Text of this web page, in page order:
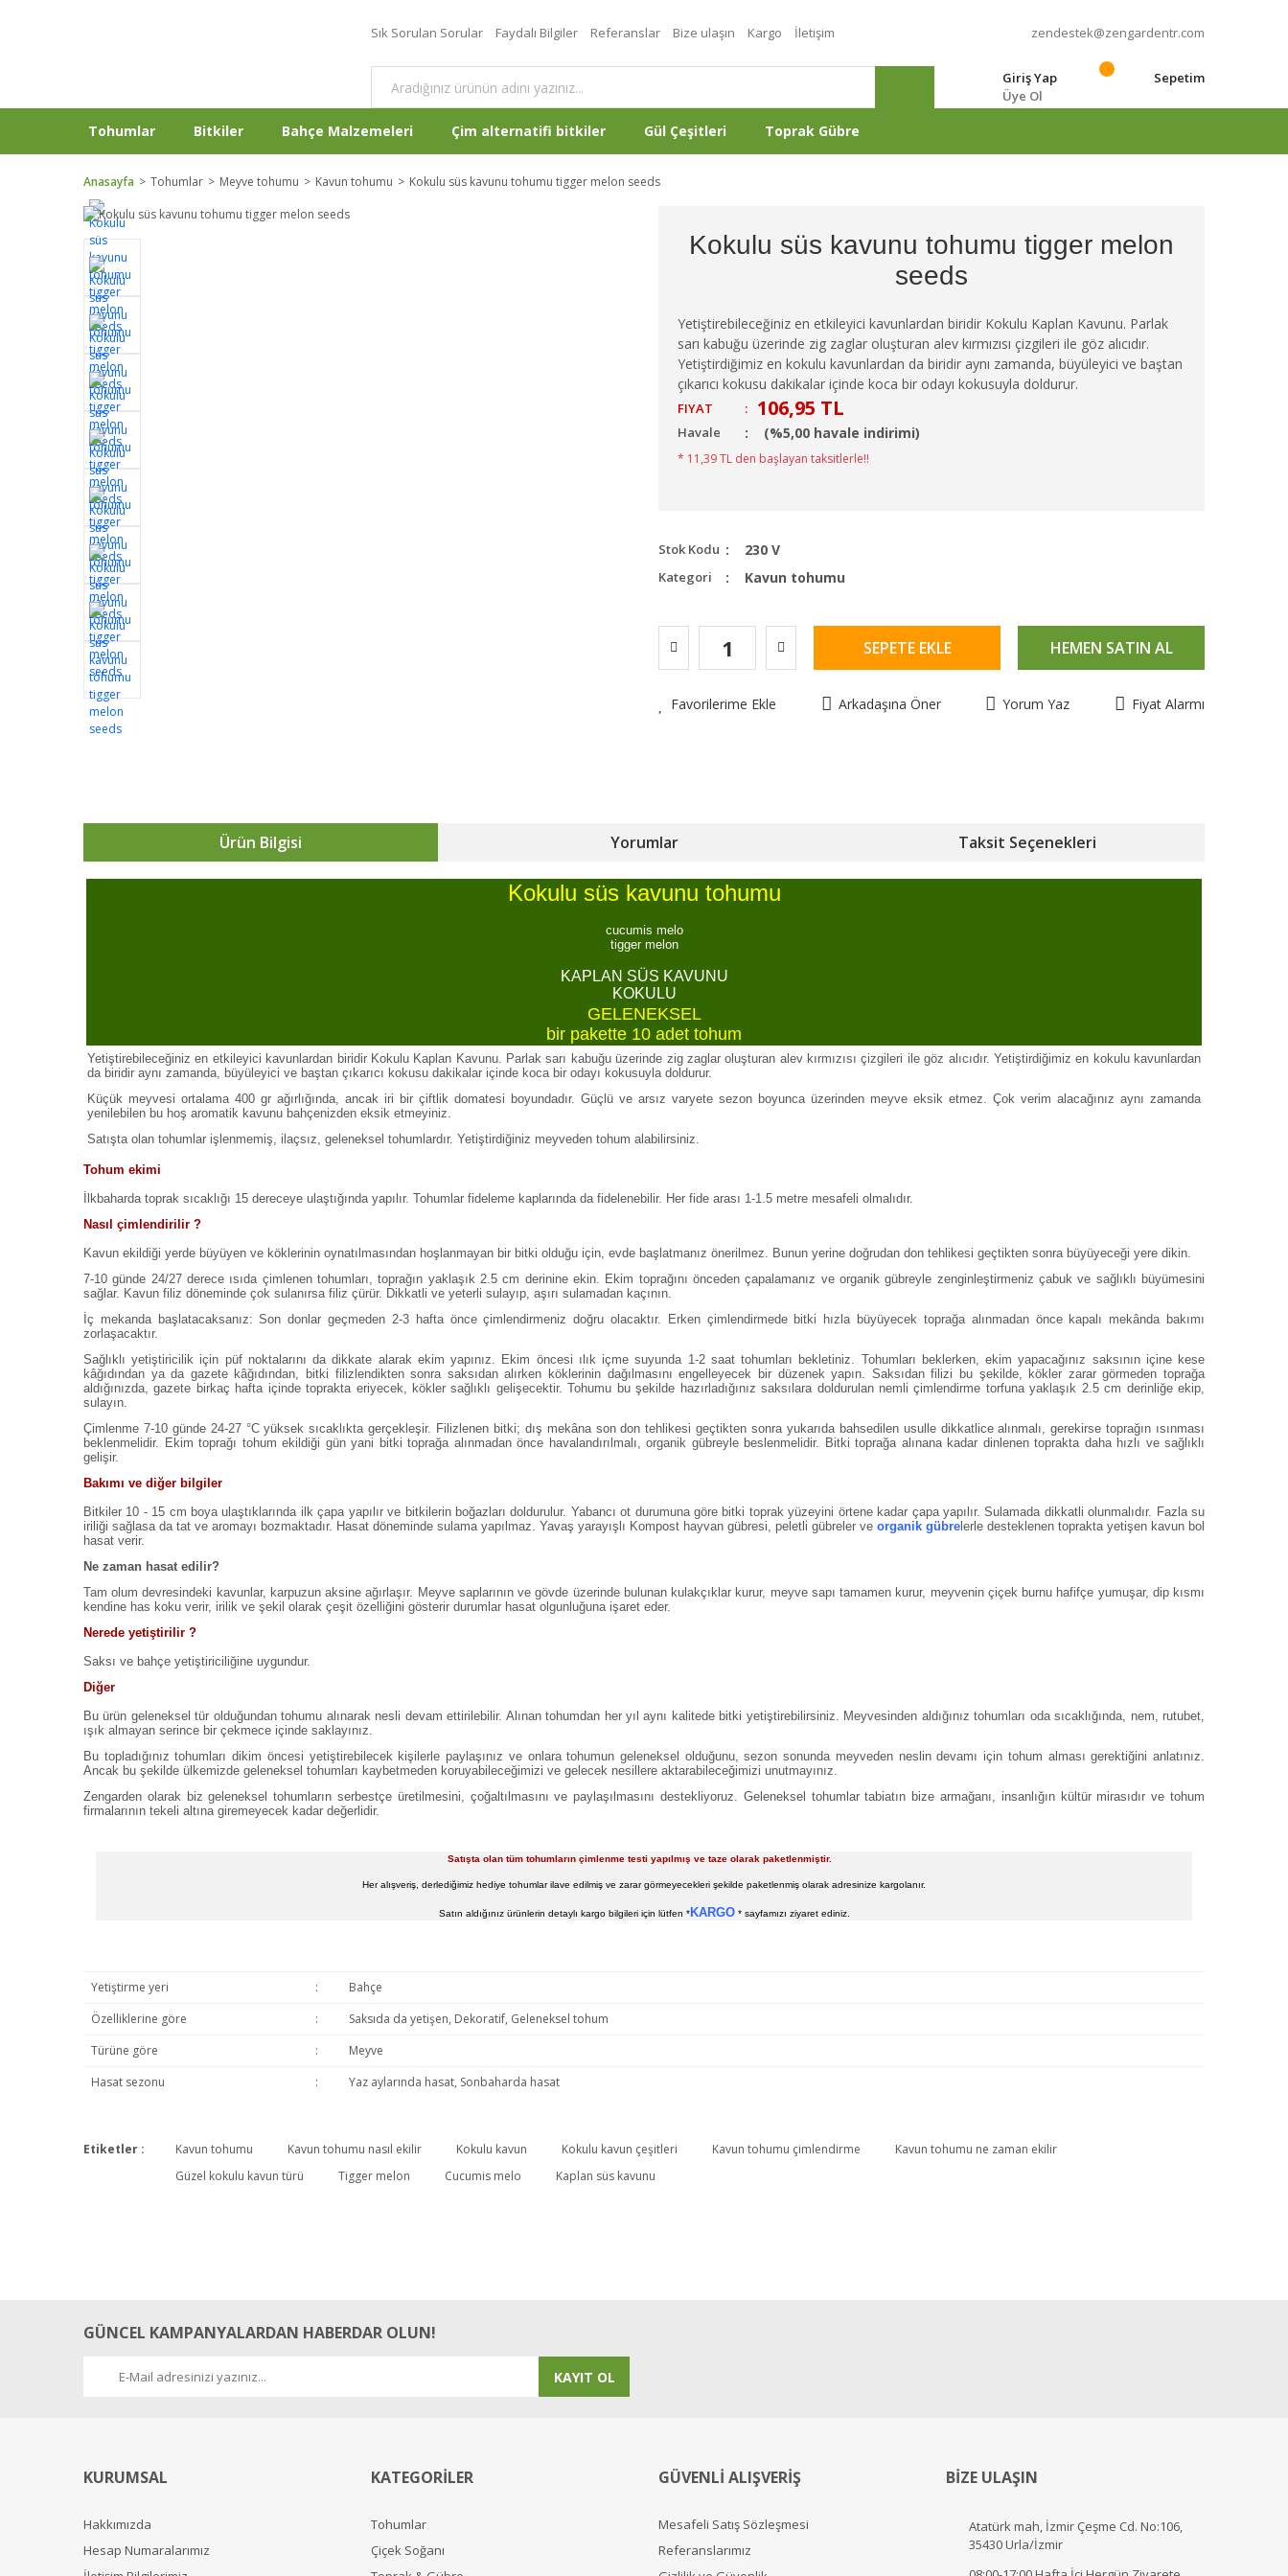
Sık Sorulan Sorular Faydalı Bilgiler Referanslar Bize ulaşın Kargo İletişim zendestek@zengardentr.com
Giriş Yap
Üye Ol
Sepetim
Tohumlar Bitkiler Bahçe Malzemeleri Çim alternatifi bitkiler Gül Çeşitleri Toprak Gübre
Anasayfa Tohumlar Meyve tohumu Kavun tohumu Kokulu süs kavunu tohumu tigger melon seeds
Kokulu süs kavunu tohumu tigger melon
seeds
Yetiştirebileceğiniz en etkileyici kavunlardan biridir Kokulu Kaplan Kavunu. Parlak
sarı kabuğu üzerinde zig zaglar oluşturan alev kırmızısı çizgileri ile göz alıcıdır.
Yetiştirdiğimiz en kokulu kavunlardan da biridir aynı zamanda, büyüleyici ve baştan
çıkarıcı kokusu dakikalar içinde koca bir odayı kokusuyla doldurur.
FIYAT : 106,95 TL
Havale (%5,00 havale indirimi)
* 11,39 TL den başlayan taksitlerle!!
Stok Kodu 230 V
Kategori Kavun tohumu
SEPETE EKLE HEMEN SATIN AL
Favorilerime Ekle Arkadaşına Öner Yorum Yaz Fiyat Alarmı
Ürün Bilgisi Yorumlar Taksit Seçenekleri
Kokulu süs kavunu tohumu
cucumis melo
tigger melon
KAPLAN SÜS KAVUNU
KOKULU
GELENEKSEL
bir pakette 10 adet tohum
Yetiştirebileceğiniz en etkileyici kavunlardan biridir Kokulu Kaplan Kavunu. Parlak sarı kabuğu üzerinde zig zaglar oluşturan alev kırmızısı çizgileri ile göz alıcıdır. Yetiştirdiğimiz en kokulu kavunlardan
da biridir aynı zamanda, büyüleyici ve baştan çıkarıcı kokusu dakikalar içinde koca bir odayı kokusuyla doldurur.
Küçük meyvesi ortalama 400 gr ağırlığında, ancak iri bir çiftlik domatesi boyundadır. Güçlü ve arsız varyete sezon boyunca üzerinden meyve eksik etmez. Çok verim alacağınız aynı zamanda
yenilebilen bu hoş aromatik kavunu bahçenizden eksik etmeyiniz.
Satışta olan tohumlar işlenmemiş, ilaçsız, geleneksel tohumlardır. Yetiştirdiğiniz meyveden tohum alabilirsiniz.
Tohum ekimi
İlkbaharda toprak sıcaklığı 15 dereceye ulaştığında yapılır. Tohumlar fideleme kaplarında da fidelenebilir. Her fide arası 1-1.5 metre mesafeli olmalıdır.
Nasıl çimlendirilir ?
Kavun ekildiği yerde büyüyen ve köklerinin oynatılmasından hoşlanmayan bir bitki olduğu için, evde başlatmanız önerilmez. Bunun yerine doğrudan don tehlikesi geçtikten sonra büyüyeceği yere dikin.
7-10 günde 24/27 derece ısıda çimlenen tohumları, toprağın yaklaşık 2.5 cm derinine ekin. Ekim toprağını önceden çapalamanız ve organik gübreyle zenginleştirmeniz çabuk ve sağlıklı büyümesini
sağlar. Kavun filiz döneminde çok sulanırsa filiz çürür. Dikkatli ve yeterli sulayıp, aşırı sulamadan kaçının.
İç mekanda başlatacaksanız: Son donlar geçmeden 2-3 hafta önce çimlendirmeniz doğru olacaktır. Erken çimlendirmede bitki hızla büyüyecek toprağa alınmadan önce kapalı mekânda bakımı
zorlaşacaktır.
Sağlıklı yetiştiricilik için püf noktalarını da dikkate alarak ekim yapınız. Ekim öncesi ılık içme suyunda 1-2 saat tohumları bekletiniz. Tohumları beklerken, ekim yapacağınız saksının içine kese
kâğıdından ya da gazete kâğıdından, bitki filizlendikten sonra saksıdan alırken köklerinin dağılmasını engelleyecek bir düzenek yapın. Saksıdan filizi bu şekilde, kökler zarar görmeden toprağa
aldığınızda, gazete birkaç hafta içinde toprakta eriyecek, kökler sağlıklı gelişecektir. Tohumu bu şekilde hazırladığınız saksılara doldurulan nemli çimlendirme torfuna yaklaşık 2.5 cm derinliğe ekip,
sulayın.
Çimlenme 7-10 günde 24-27 °C yüksek sıcaklıkta gerçekleşir. Filizlenen bitki; dış mekâna son don tehlikesi geçtikten sonra yukarıda bahsedilen usulle dikkatlice alınmalı, gerekirse toprağın ısınması
beklenmelidir. Ekim toprağı tohum ekildiği gün yani bitki toprağa alınmadan önce havalandırılmalı, organik gübreyle beslenmelidir. Bitki toprağa alınana kadar dinlenen toprakta daha hızlı ve sağlıklı
gelişir.
Bakımı ve diğer bilgiler
Bitkiler 10 - 15 cm boya ulaştıklarında ilk çapa yapılır ve bitkilerin boğazları doldurulur. Yabancı ot durumuna göre bitki toprak yüzeyini örtene kadar çapa yapılır. Sulamada dikkatli olunmalıdır. Fazla su
iriliği sağlasa da tat ve aromayı bozmaktadır. Hasat döneminde sulama yapılmaz. Yavaş yarayışlı Kompost hayvan gübresi, peletli gübreler ve organik gübre lerle desteklenen toprakta yetişen kavun bol
hasat verir.
Ne zaman hasat edilir?
Tam olum devresindeki kavunlar, karpuzun aksine ağırlaşır. Meyve saplarının ve gövde üzerinde bulunan kulakçıklar kurur, meyve sapı tamamen kurur, meyvenin çiçek burnu hafifçe yumuşar, dip kısmı
kendine has koku verir, irilik ve şekil olarak çeşit özelliğini gösterir durumlar hasat olgunluğuna işaret eder.
Nerede yetiştirilir ?
Saksı ve bahçe yetiştiriciliğine uygundur.
Diğer
Bu ürün geleneksel tür olduğundan tohumu alınarak nesli devam ettirilebilir. Alınan tohumdan her yıl aynı kalitede bitki yetiştirebilirsiniz. Meyvesinden aldığınız tohumları oda sıcaklığında, nem, rutubet,
ışık almayan serince bir çekmece içinde saklayınız.
Bu topladığınız tohumları dikim öncesi yetiştirebilecek kişilerle paylaşınız ve onlara tohumun geleneksel olduğunu, sezon sonunda meyveden neslin devamı için tohum alması gerektiğini anlatınız.
Ancak bu şekilde ülkemizde geleneksel tohumları kaybetmeden koruyabileceğimizi ve gelecek nesillere aktarabileceğimizi unutmayınız.
Zengarden olarak biz geleneksel tohumların serbestçe üretilmesini, çoğaltılmasını ve paylaşılmasını destekliyoruz. Geleneksel tohumlar tabiatın bize armağanı, insanlığın kültür mirasıdır ve tohum
firmalarının tekeli altına giremeyecek kadar değerlidir.
Satışta olan tüm tohumların çimlenme testi yapılmış ve taze olarak paketlenmiştir.
Her alışveriş, derlediğimiz hediye tohumlar ilave edilmiş ve zarar görmeyecekleri şekilde paketlenmiş olarak adresinize kargolanır.
Satın aldığınız ürünlerin detaylı kargo bilgileri için lütfen *KARGO* sayfamızı ziyaret ediniz.
Yetiştirme yeri :
Bahçe
Özelliklerine göre
:
Saksıda da yetişen, Dekoratif, Geleneksel tohum
Türüne göre
:
Meyve
Hasat sezonu
: Yaz aylarında hasat, Sonbaharda hasat
Yorum Yaz
Etiketler : Kavun tohumu Kavun tohumu nasıl ekilir Kokulu kavun Kokulu kavun çeşitleri Kavun tohumu çimlendirme
Kavun tohumu ne zaman ekilir
Güzel kokulu kavun türü
Tigger melon Cucumis melo Kaplan süs kavunu
GÜNCEL KAMPANYALARDAN HABERDAR OLUN!
KAYIT OL
KURUMSAL
Hakkımızda
Hesap Numaralarımız
KATEGORİLER
Tohumlar
Çiçek Soğanı
GÜVENLİ ALIŞVERİŞ
Mesafeli Satış Sözleşmesi
Referanslarımız
BİZE ULAŞIN
Atatürk mah, İzmir Çeşme Cd. No:106,
35430 Urla/İzmir